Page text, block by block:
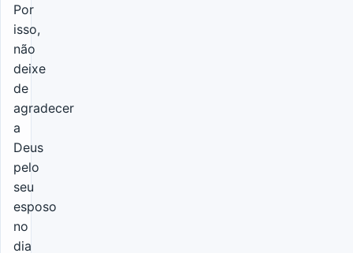
Por
isso,
não
deixe
de
agradecer
a
Deus
pelo
seu
esposo
no
dia